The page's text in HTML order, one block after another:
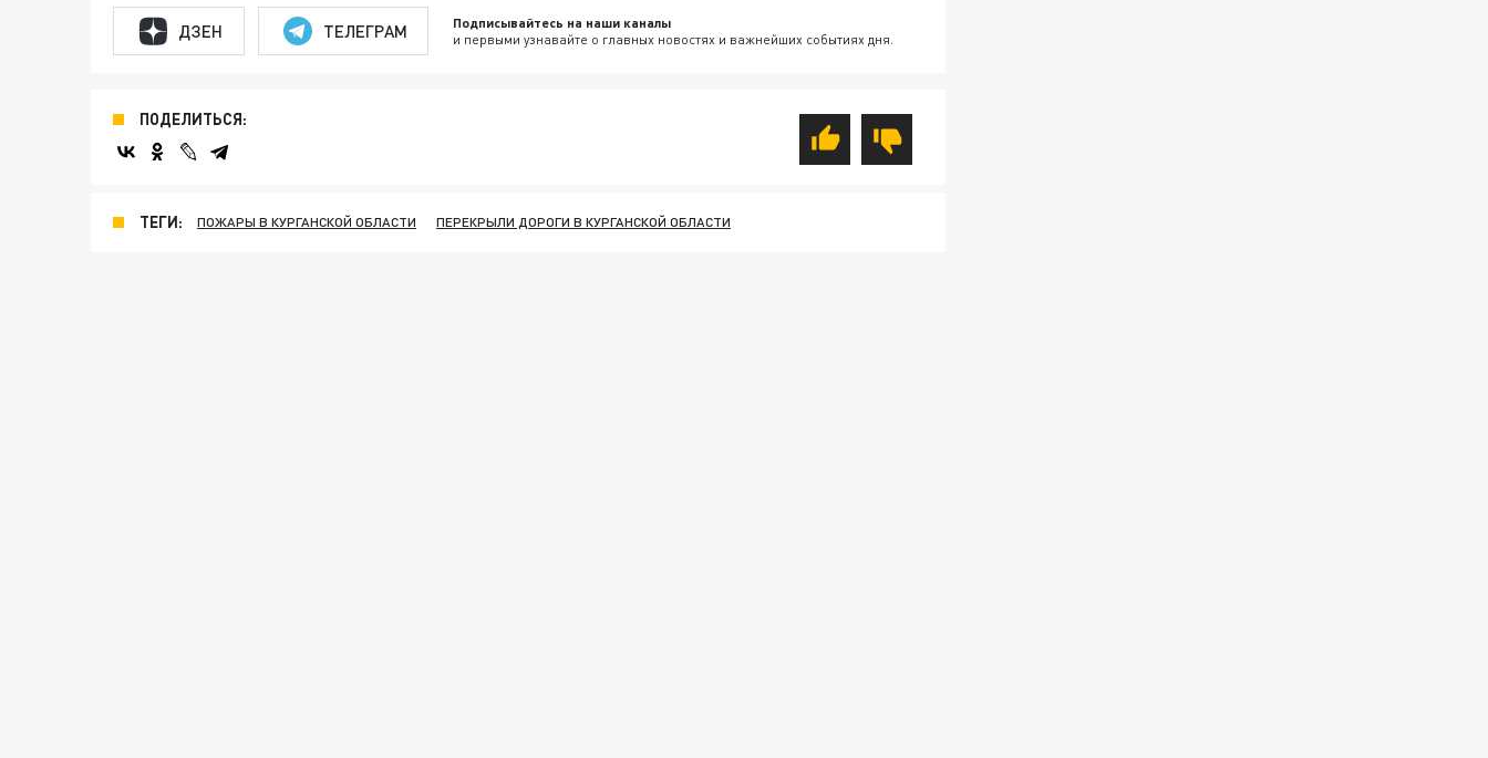
ДЗЕН ТЕЛЕГРАМ Подписывайтесь на наши каналы
и первыми узнавайте о главных новостях и важнейших событиях дня.
ПОДЕЛИТЬСЯ:
ТЕГИ: ПОЖАРЫ В КУРГАНСКОЙ ОБЛАСТИ ПЕРЕКРЫЛИ ДОРОГИ В КУРГАНСКОЙ ОБЛАСТИ